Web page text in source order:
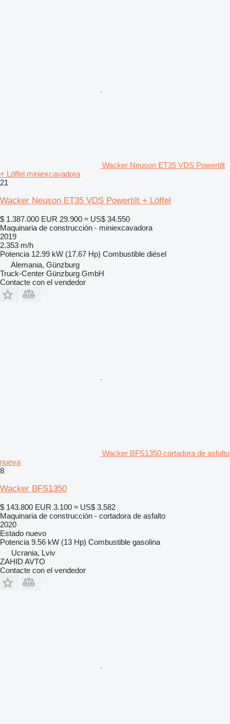
Wacker Neuson ET35 VDS Powertilt
+ Löffel miniexcavadora
21
Wacker Neuson ET35 VDS Powertilt + Löffel
$ 1.387.000 EUR 29.900 ≈ US$ 34.550
Maquinaria de construcción - miniexcavadora
2019
2.353 m/h
Potencia 12.99 kW (17.67 Hp) Combustible diésel
Alemania, Günzburg
Truck-Center Günzburg GmbH
Contacte con el vendedor
Wacker BFS1350 cortadora de asfalto
nueva
8
Wacker BFS1350
$ 143.800 EUR 3.100 ≈ US$ 3.582
Maquinaria de construcción - cortadora de asfalto
2020
Estado nuevo
Potencia 9.56 kW (13 Hp) Combustible gasolina
Ucrania, Lviv
ZAHID AVTO
Contacte con el vendedor